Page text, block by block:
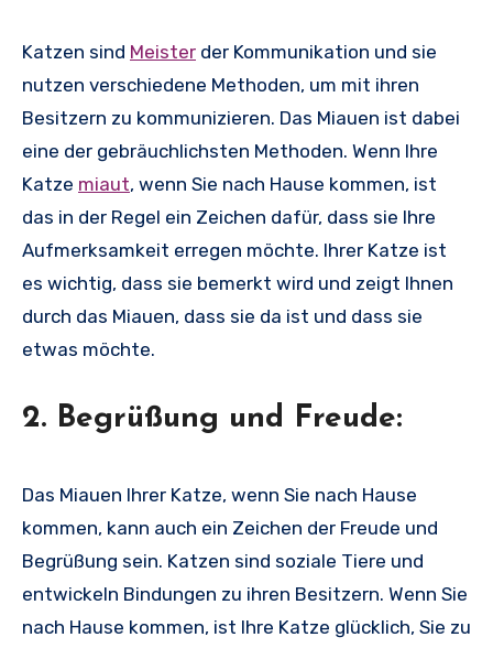
Katzen sind Meister der Kommunikation und sie
nutzen verschiedene Methoden, um mit ihren
Besitzern zu kommunizieren. Das Miauen ist dabei
eine der gebräuchlichsten Methoden. Wenn Ihre
Katze miaut, wenn Sie nach Hause kommen, ist
das in der Regel ein Zeichen dafür, dass sie Ihre
Aufmerksamkeit erregen möchte. Ihrer Katze ist
es wichtig, dass sie bemerkt wird und zeigt Ihnen
durch das Miauen, dass sie da ist und dass sie
etwas möchte.
2. Begrüßung und Freude:
Das Miauen Ihrer Katze, wenn Sie nach Hause
kommen, kann auch ein Zeichen der Freude und
Begrüßung sein. Katzen sind soziale Tiere und
entwickeln Bindungen zu ihren Besitzern. Wenn Sie
nach Hause kommen, ist Ihre Katze glücklich, Sie zu